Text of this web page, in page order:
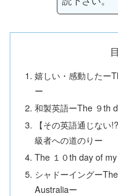
嬉しい・感動したー
ー
和製英語ーThe ９th
【その英語通じない
級者への道のりー
The １０th day of
シャドーイングー
Australiaー